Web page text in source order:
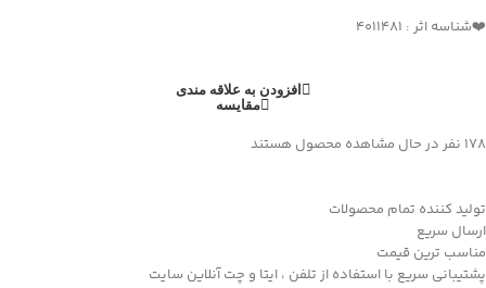
❤️شناسه اثر : 4011481
افزودن به علاقه مندی
مقایسه
178 نفر در حال مشاهده محصول هستند
تولید کننده تمام محصولات
ارسال سریع
مناسب ترین قیمت
پشتیبانی سریع با استفاده از تلفن ، ایتا و چت آنلاین سایت